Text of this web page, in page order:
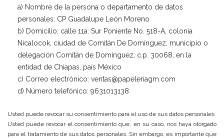
a) Nombre de la persona o departamento de datos
personales: CP Guadalupe León Moreno
b) Domicilio: calle 11a. Sur Poniente No. 518-A, colonia
Nicalocok, ciudad de Comitán De Domínguez, municipio o
delegación Comitán de Domínguez, c.p. 30068, en la
entidad de Chiapas, país México
c) Correo electrónico: ventas@papeleriagm.com
d) Número telefónico: 9631013138
Usted puede revocar su consentimiento para el uso de sus datos personales
Usted puede revocar el consentimiento que, en su caso, nos haya otorgado
para el tratamiento de sus datos personales. Sin embargo, es importante que